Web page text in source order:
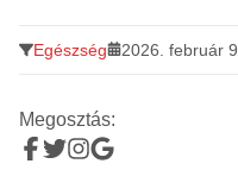
Egészség 2026. február 9.
Megosztás: